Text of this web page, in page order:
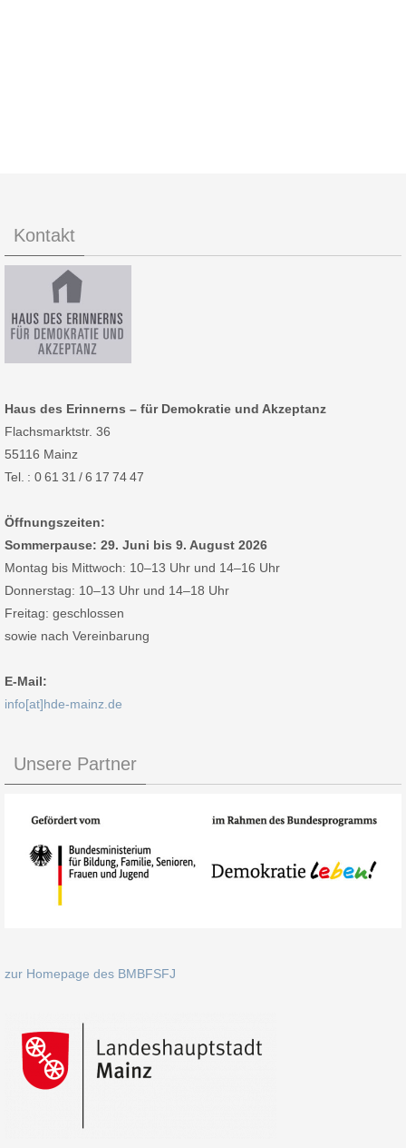
Kontakt
Haus des Erinnerns – für Demokratie und Akzeptanz
Flachsmarktstr. 36
55116 Mainz
Tel. : 0 61 31 / 6 17 74 47
Öffnungszeiten:
Sommerpause: 29. Juni bis 9. August 2026
Montag bis Mittwoch: 10–13 Uhr und 14–16 Uhr
Donnerstag: 10–13 Uhr und 14–18 Uhr
Freitag: geschlossen
sowie nach Vereinbarung
E-Mail:
info[at]hde-mainz.de
Unsere Partner
zur Homepage des BMBFSFJ